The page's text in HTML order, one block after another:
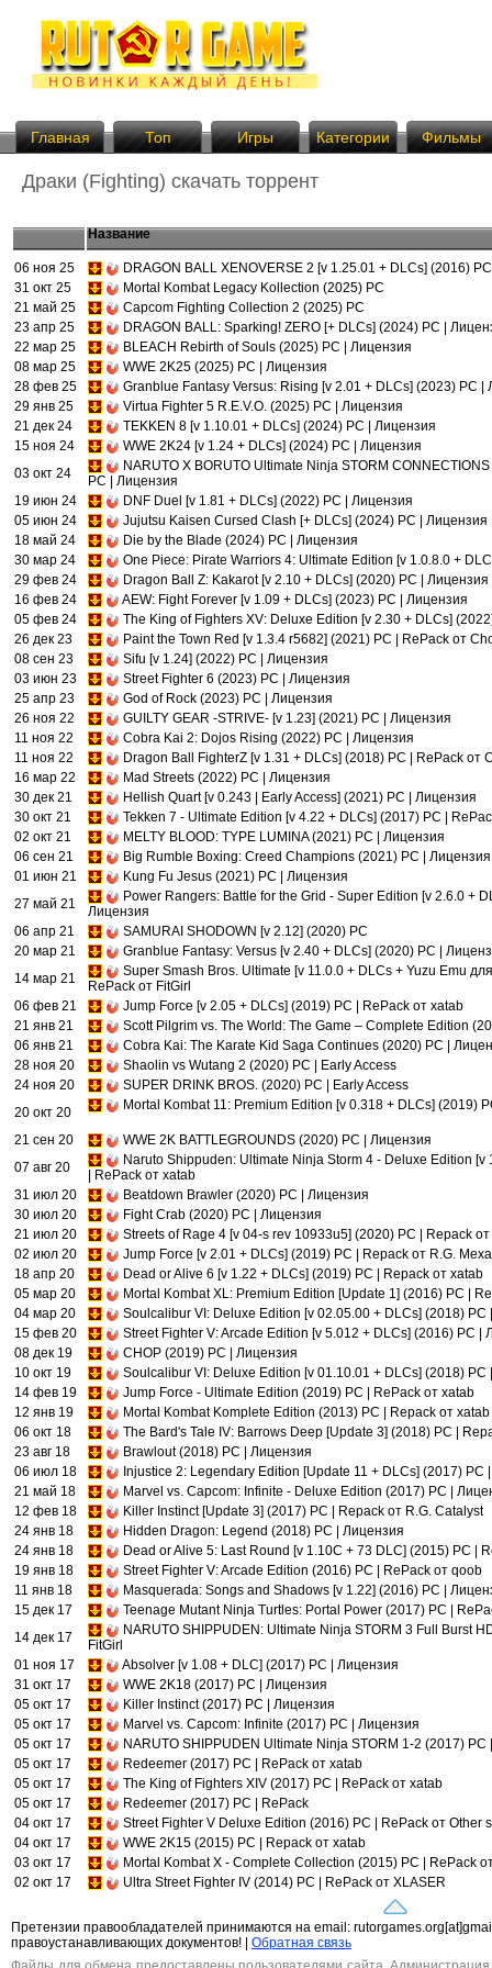
Главная Топ Игры Категории Фильмы
Драки (Fighting) скачать торрент
Название
06 ноя 25
DRAGON BALL XENOVERSE 2 [v 1.25.01 + DLCs] (2016)
31 окт 25
Mortal Kombat Legacy Kollection (2025) PC
21 май 25
Capcom Fighting Collection 2 (2025) PC
23 апр 25
DRAGON BALL: Sparking! ZERO [+ DLCs] (2024) PC |
22 мар 25
BLEACH Rebirth of Souls (2025) PC | Лицензия
08 мар 25
WWE 2K25 (2025) PC | Лицензия
28 фев 25
Granblue Fantasy Versus: Rising [v 2.01 + DLCs] (2023) PC |
29 янв 25
Virtua Fighter 5 R.E.V.O. (2025) PC | Лицензия
21 дек 24
TEKKEN 8 [v 1.10.01 + DLCs] (2024) PC | Лицензия
15 ноя 24
WWE 2K24 [v 1.24 + DLCs] (2024) PC | Лицензия
03 окт 24
NARUTO X BORUTO Ultimate Ninja STORM
PC | Лицензия
19 июн 24
DNF Duel [v 1.81 + DLCs] (2022) PC | Лицензия
05 июн 24
Jujutsu Kaisen Cursed Clash [+ DLCs] (2024) PC | Лицензия
18 май 24
Die by the Blade (2024) PC | Лицензия
30 мар 24
One Piece: Pirate Warriors 4: Ultimate Edition [v 1.0.8.0 +
29 фев 24
Dragon Ball Z: Kakarot [v 2.10 + DLCs] (2020) PC | Лицензия
16 фев 24
AEW: Fight Forever [v 1.09 + DLCs] (2023) PC | Лицензия
05 фев 24
The King of Fighters XV: Deluxe Edition [v 2.30 + DLCs]
26 дек 23
Paint the Town Red [v 1.3.4 r5682] (2021) PC | RePack от
08 сен 23
Sifu [v 1.24] (2022) PC | Лицензия
03 июн 23
Street Fighter 6 (2023) PC | Лицензия
25 апр 23
God of Rock (2023) PC | Лицензия
26 ноя 22
GUILTY GEAR -STRIVE- [v 1.23] (2021) PC | Лицензия
11 ноя 22
Cobra Kai 2: Dojos Rising (2022) PC | Лицензия
11 ноя 22
Dragon Ball FighterZ [v 1.31 + DLCs] (2018) PC | RePack от
16 мар 22
Mad Streets (2022) PC | Лицензия
30 дек 21
Hellish Quart [v 0.243 | Early Access] (2021) PC | Лицензия
30 окт 21
Tekken 7 - Ultimate Edition [v 4.22 + DLCs] (2017) PC |
02 окт 21
MELTY BLOOD: TYPE LUMINA (2021) PC | Лицензия
06 сен 21
Big Rumble Boxing: Creed Champions (2021) PC | Лицензия
01 июн 21
Kung Fu Jesus (2021) PC | Лицензия
27 май 21
Power Rangers: Battle for the Grid - Super Edition [v 2.6.0 +
Лицензия
06 апр 21
SAMURAI SHODOWN [v 2.12] (2020) PC
20 мар 21
Granblue Fantasy: Versus [v 2.40 + DLCs] (2020) PC |
14 мар 21
Super Smash Bros. Ultimate [v 11.0.0 + DLCs + Yuzu Emu
RePack от FitGirl
06 фев 21
Jump Force [v 2.05 + DLCs] (2019) PC | RePack от xatab
21 янв 21
Scott Pilgrim vs. The World: The Game – Complete Edition
06 янв 21
Cobra Kai: The Karate Kid Saga Continues (2020) PC |
28 ноя 20
Shaolin vs Wutang 2 (2020) PC | Early Access
24 ноя 20
SUPER DRINK BROS. (2020) PC | Early Access
20 окт 20
Mortal Kombat 11: Premium Edition [v 0.318 + DLCs] (2019)
21 сен 20
WWE 2K BATTLEGROUNDS (2020) PC | Лицензия
07 авг 20
Naruto Shippuden: Ultimate Ninja Storm 4 - Deluxe Edition [v
| RePack от xatab
31 июл 20
Beatdown Brawler (2020) PC | Лицензия
30 июл 20
Fight Crab (2020) PC | Лицензия
21 июл 20
Streets of Rage 4 [v 04-s rev 10933u5] (2020) PC | Repack
02 июл 20
Jump Force [v 2.01 + DLCs] (2019) PC | Repack от R.G.
18 апр 20
Dead or Alive 6 [v 1.22 + DLCs] (2019) PC | Repack от xatab
05 мар 20
Mortal Kombat XL: Premium Edition [Update 1] (2016) PC |
04 мар 20
Soulcalibur VI: Deluxe Edition [v 02.05.00 + DLCs] (2018) PC
15 фев 20
Street Fighter V: Arcade Edition [v 5.012 + DLCs] (2016) PC |
08 дек 19
CHOP (2019) PC | Лицензия
10 окт 19
Soulcalibur VI: Deluxe Edition [v 01.10.01 + DLCs] (2018) PC
14 фев 19
Jump Force - Ultimate Edition (2019) PC | RePack от xatab
12 янв 19
Mortal Kombat Komplete Edition (2013) PC | Repack от xatab
06 окт 18
The Bard's Tale IV: Barrows Deep [Update 3] (2018) PC |
23 авг 18
Brawlout (2018) PC | Лицензия
06 июл 18
Injustice 2: Legendary Edition [Update 11 + DLCs] (2017) PC
21 май 18
Marvel vs. Capcom: Infinite - Deluxe Edition (2017) PC |
12 фев 18
Killer Instinct [Update 3] (2017) PC | Repack от R.G. Catalyst
24 янв 18
Hidden Dragon: Legend (2018) PC | Лицензия
24 янв 18
Dead or Alive 5: Last Round [v 1.10C + 73 DLC] (2015) PC |
19 янв 18
Street Fighter V: Arcade Edition (2016) PC | RePack от qoob
11 янв 18
Masquerada: Songs and Shadows [v 1.22] (2016) PC |
15 дек 17
Teenage Mutant Ninja Turtles: Portal Power (2017) PC |
14 дек 17
NARUTO SHIPPUDEN: Ultimate Ninja STORM 3 Full Burst
FitGirl
01 ноя 17
Absolver [v 1.08 + DLC] (2017) PC | Лицензия
31 окт 17
WWE 2K18 (2017) PC | Лицензия
05 окт 17
Killer Instinct (2017) PC | Лицензия
05 окт 17
Marvel vs. Capcom: Infinite (2017) PC | Лицензия
05 окт 17
NARUTO SHIPPUDEN Ultimate Ninja STORM 1-2 (2017) PC
05 окт 17
Redeemer (2017) PC | RePack от xatab
05 окт 17
The King of Fighters XIV (2017) PC | RePack от xatab
05 окт 17
Redeemer (2017) PC | RePack
04 окт 17
Street Fighter V Deluxe Edition (2016) PC | RePack от Other s
04 окт 17
WWE 2K15 (2015) PC | Repack от xatab
03 окт 17
Mortal Kombat X - Complete Collection (2015) PC | RePack
02 окт 17
Ultra Street Fighter IV (2014) PC | RePack от XLASER
Претензии правообладателей принимаются на email:
правоустанавливающих документов! | Обратная связь